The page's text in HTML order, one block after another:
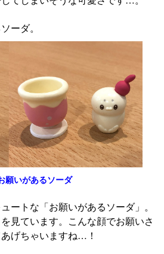
ーダ。
願いがあるソーダ
ートな「お願いがあるソーダ」。
見ています。こんな顔でお願いさ
げちゃいますね…！